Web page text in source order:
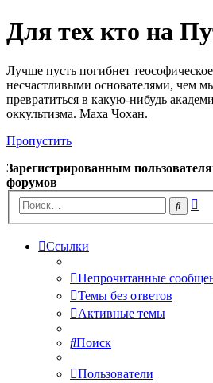
Для тех кто на
Лучше пусть погибнет
несчастливыми основателями, чем
превратиться в какую-нибудь
оккультизма. Маха Чохан.
Пропустить
Зарегистрированным
форумов
Поиск
Ссылки
Непрочитанные
Темы без ответов
Активные темы
Поиск
Пользователи